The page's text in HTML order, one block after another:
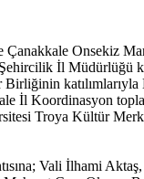
Çanakkale Onsekiz
İl Müdürlüğü
İl Koordinasyon
Troya Kültür
Vali İlhami